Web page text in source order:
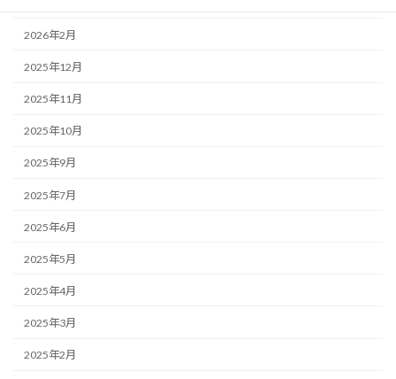
2026年2月
2025年12月
2025年11月
2025年10月
2025年9月
2025年7月
2025年6月
2025年5月
2025年4月
2025年3月
2025年2月